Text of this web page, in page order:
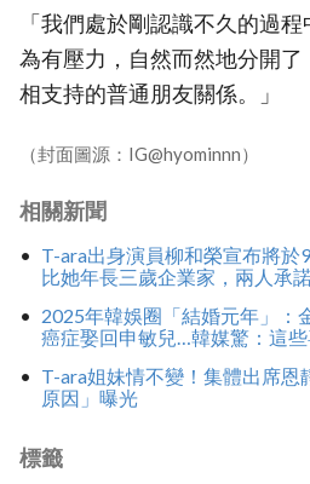
「我們處於剛認識不久的過
為有壓力，自然而然地分開
相支持的普通朋友關係。」
（封面圖源：IG@hyominnn）
相關新聞
T-ara出身演員柳和榮宣布將於
比她年長三歲企業家，兩人承
2025年韓娛圈「結婚元年」：
癌症娶回申敏兒…韓媒驚：這些
T-ara姐妹情不變！集體出席恩
原因」曝光
標籤